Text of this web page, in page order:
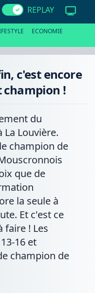
REPLAY
ECONOMIE
c'est encore
champion !
du
Louvière.
champion de
que de
la seule à
Et c'est ce
faire ! Les
16 et
champion de